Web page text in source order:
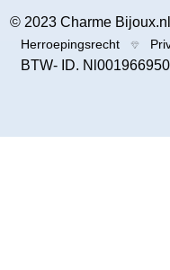
© 2023 Charme
Herroepingsrecht
BTW- ID.